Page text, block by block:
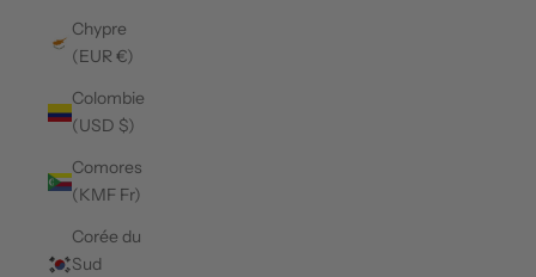
Chypre
(EUR €)
Colombie
(USD $)
Comores
(KMF Fr)
Corée du
Sud